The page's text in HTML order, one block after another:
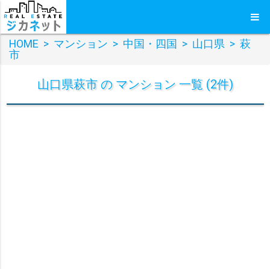
HOME > マンション > 中国・四国 > 山口県 > 萩
市
山口県萩市 の マンション 一覧 (2件)